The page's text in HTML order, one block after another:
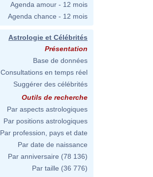
Agenda amour - 12 mois
Agenda chance - 12 mois
Astrologie et Célébrités
Présentation
Base de données
Consultations en temps réel
Suggérer des célébrités
Outils de recherche
Par aspects astrologiques
Par positions astrologiques
Par profession, pays et date
Par date de naissance
Par anniversaire (78 136)
Par taille (36 776)